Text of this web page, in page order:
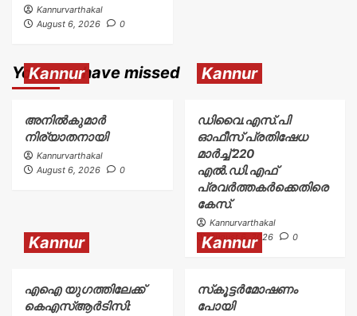
Kannurvarthakal
August 6, 2026
0
You may have missed
Kannur
അനിൽകുമാർ
നിര്യാതനായി
Kannurvarthakal
August 6, 2026
0
Kannur
ഡിവൈ.എസ്.പി
ഓഫീസ് പ്രതിഷേധ
മാർച്ച് 220
എൽ.ഡി.എഫ്
പ്രവർത്തകർക്കെതിരെ
കേസ്.
Kannurvarthakal
August 6, 2026
0
Kannur
എഐ യുഗത്തിലേക്ക്
കെഎസ്ആർടിസി:
Kannur
സ്‌കൂട്ടർമോഷണം
പോയി